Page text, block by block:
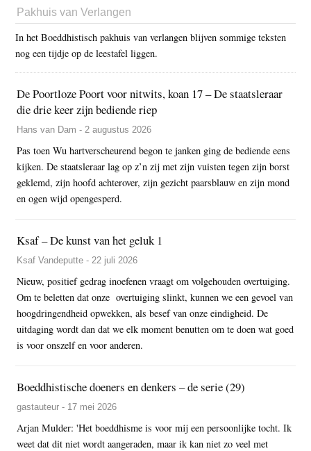
Pakhuis van Verlangen
In het Boeddhistisch pakhuis van verlangen blijven sommige teksten
nog een tijdje op de leestafel liggen.
De Poortloze Poort voor nitwits, koan 17 – De staatsleraar
die drie keer zijn bediende riep
Hans van Dam - 2 augustus 2026
Pas toen Wu hartverscheurend begon te janken ging de bediende eens
kijken. De staatsleraar lag op z’n zij met zijn vuisten tegen zijn borst
geklemd, zijn hoofd achterover, zijn gezicht paarsblauw en zijn mond
en ogen wijd opengesperd.
Ksaf – De kunst van het geluk 1
Ksaf Vandeputte - 22 juli 2026
Nieuw, positief gedrag inoefenen vraagt om volgehouden overtuiging.
Om te beletten dat onze overtuiging slinkt, kunnen we een gevoel van
hoogdringendheid opwekken, als besef van onze eindigheid. De
uitdaging wordt dan dat we elk moment benutten om te doen wat goed
is voor onszelf en voor anderen.
Boeddhistische doeners en denkers – de serie (29)
gastauteur - 17 mei 2026
Arjan Mulder: 'Het boeddhisme is voor mij een persoonlijke tocht. Ik
weet dat dit niet wordt aangeraden, maar ik kan niet zo veel met